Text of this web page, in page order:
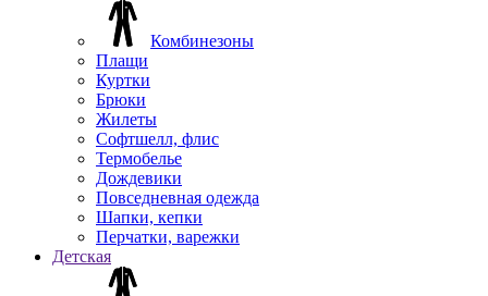
Комбинезоны
Плащи
Куртки
Брюки
Жилеты
Софтшелл, флис
Термобелье
Дождевики
Повседневная одежда
Шапки, кепки
Перчатки, варежки
Детская